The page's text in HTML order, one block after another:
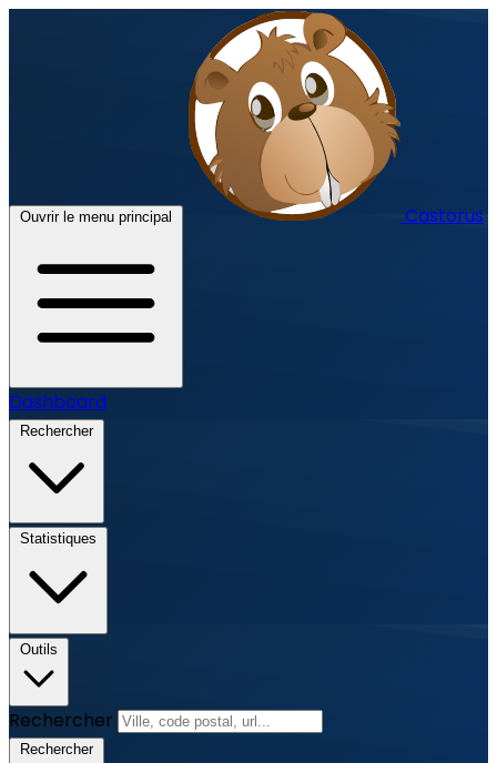
Ouvrir le menu principal Castorus
Dashboard
Rechercher
Statistiques
Outils
Rechercher
Rechercher